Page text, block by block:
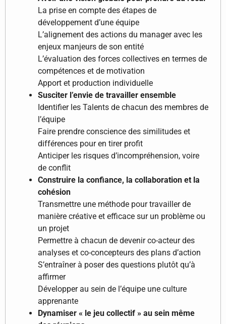
La prise en compte des étapes de
développement d’une équipe
L’alignement des actions du manager avec les
enjeux manjeurs de son entité
L’évaluation des forces collectives en termes de
compétences et de motivation
Apport et production individuelle
Susciter l’envie de travailler ensemble
Identifier les Talents de chacun des membres de
l’équipe
Faire prendre conscience des similitudes et
différences pour en tirer profit
Anticiper les risques d’incompréhension, voire
de conflit
Construire la confiance, la collaboration et la
cohésion
Transmettre une méthode pour travailler de
manière créative et efficace sur un problème ou
un projet
Permettre à chacun de devenir co-acteur des
analyses et co-concepteurs des plans d’action
S’entraîner à poser des questions plutôt qu’à
affirmer
Développer au sein de l’équipe une culture
apprenante
Dynamiser « le jeu collectif » au sein même